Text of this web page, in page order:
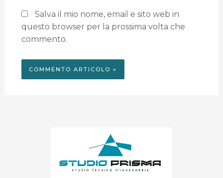
Salva il mio nome, email e sito web in
questo browser per la prossima volta che
commento.